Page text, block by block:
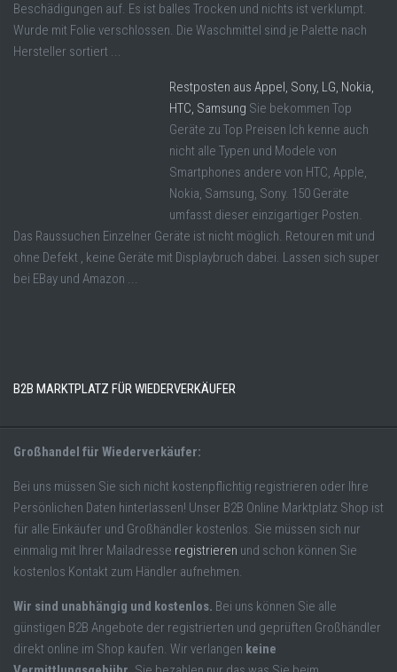
Beschädigungen auf. Es ist balles Trocken und nichts ist verklumpt.
Wurde mit Folie verschlossen. Die Waschmittel sind je Palette nach
Hersteller sortiert ...
Restposten aus Appel, Sony, LG, Nokia,
HTC, Samsung Sie bekommen Top
Geräte zu Top Preisen Ich kenne auch
nicht alle Typen und Modele von
Smartphones andere von HTC, Apple,
Nokia, Samsung, Sony. 150 Geräte
umfasst dieser einzigartiger Posten.
Das Raussuchen Einzelner Geräte ist nicht möglich. Retouren mit und
ohne Defekt , keine Geräte mit Displaybruch dabei. Lassen sich super
bei EBay und Amazon ...
B2B MARKTPLATZ FÜR WIEDERVERKÄUFER
Großhandel für Wiederverkäufer:
Bei uns müssen Sie sich nicht kostenpflichtig registrieren oder Ihre
Persönlichen Daten hinterlassen! Unser B2B Online Marktplatz Shop ist
für alle Einkäufer und Großhändler kostenlos. Sie müssen sich nur
einmalig mit Ihrer Mailadresse registrieren und schon können Sie
kostenlos Kontakt zum Händler aufnehmen.
Wir sind unabhängig und kostenlos. Bei uns können Sie alle
günstigen B2B Angebote der registrierten und geprüften Großhändler
direkt online im Shop kaufen. Wir verlangen keine